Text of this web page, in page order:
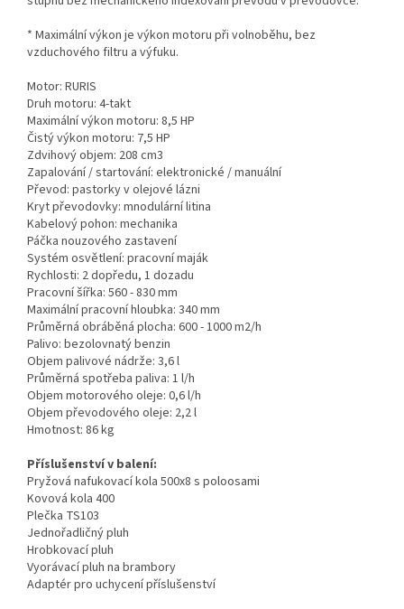
* Maximální výkon je výkon motoru při volnoběhu, bez
vzduchového filtru a výfuku.
Motor: RURIS
Druh motoru: 4-takt
Maximální výkon motoru: 8,5 HP
Čistý výkon motoru: 7,5 HP
Zdvihový objem: 208 cm3
Zapalování / startování: elektronické / manuální
Převod: pastorky v olejové lázni
Kryt převodovky: mnodulární litina
Kabelový pohon: mechanika
Páčka nouzového zastavení
Systém osvětlení: pracovní maják
Rychlosti: 2 dopředu, 1 dozadu
Pracovní šířka: 560 - 830 mm
Maximální pracovní hloubka: 340 mm
Průměrná obráběná plocha: 600 - 1000 m2/h
Palivo: bezolovnatý benzin
Objem palivové nádrže: 3,6 l
Průměrná spotřeba paliva: 1 l/h
Objem motorového oleje: 0,6 l/h
Objem převodového oleje: 2,2 l
Hmotnost: 86 kg
Příslušenství v balení:
Pryžová nafukovací kola 500x8 s poloosami
Kovová kola 400
Plečka TS103
Jednořadličný pluh
Hrobkovací pluh
Vyorávací pluh na brambory
Adaptér pro uchycení příslušenství